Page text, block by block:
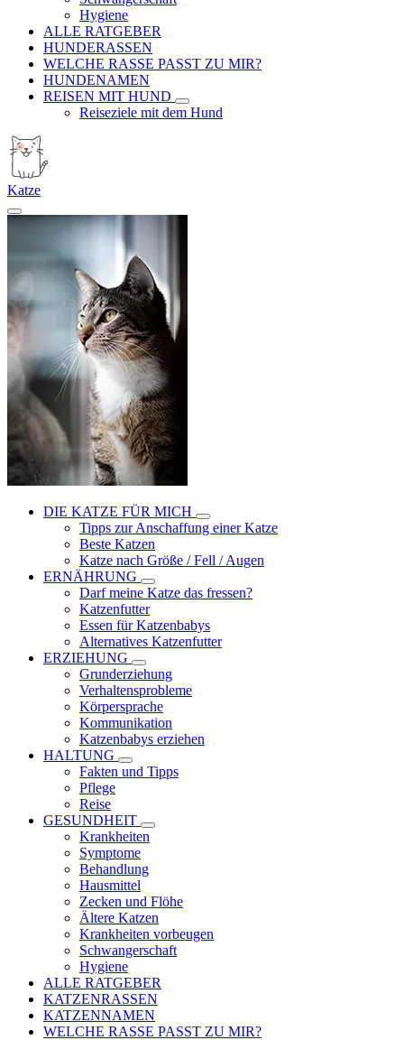
Hygiene
ALLE RATGEBER
HUNDERASSEN
WELCHE RASSE PASST ZU MIR?
HUNDENAMEN
REISEN MIT HUND
Reiseziele mit dem Hund
Katze
DIE KATZE FÜR MICH
Tipps zur Anschaffung einer Katze
Beste Katzen
Katze nach Größe / Fell / Augen
ERNÄHRUNG
Darf meine Katze das fressen?
Katzenfutter
Essen für Katzenbabys
Alternatives Katzenfutter
ERZIEHUNG
Grunderziehung
Verhaltensprobleme
Körpersprache
Kommunikation
Katzenbabys erziehen
HALTUNG
Fakten und Tipps
Pflege
Reise
GESUNDHEIT
Krankheiten
Symptome
Behandlung
Hausmittel
Zecken und Flöhe
Ältere Katzen
Krankheiten vorbeugen
Schwangerschaft
Hygiene
ALLE RATGEBER
KATZENRASSEN
KATZENNAMEN
WELCHE RASSE PASST ZU MIR?